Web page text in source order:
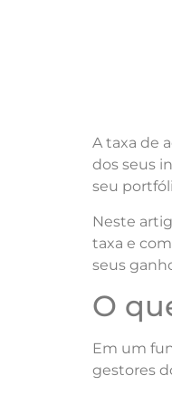
A taxa de
dos seus
seu
Neste
taxa e
seus
O
Em um
gestores